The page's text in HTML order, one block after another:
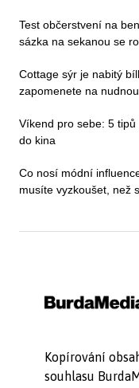
Test občerstvení na
sázka na sekanou se
Cottage sýr je nabitý
zapomenete na
Víkend pro sebe: 5
do kina
Co nosí módní
musíte vyzkoušet, než
Kopírování
souhlasu